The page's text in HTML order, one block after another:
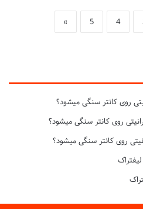
4
5
»
روی کانتر سنگی میشود؟
روی کانتر سنگی میشود؟
روی کانتر سنگی میشود؟